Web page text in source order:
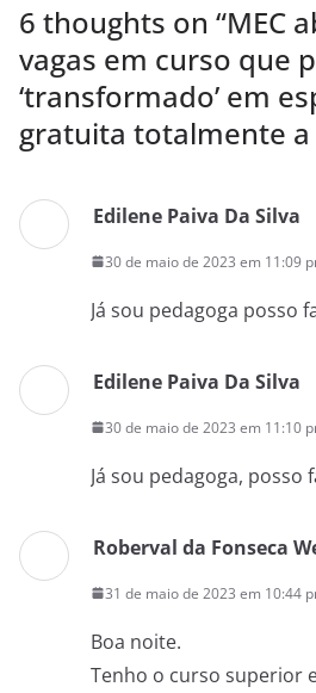
6 thoughts on “MEC
vagas em curso que
‘transformado’ em
gratuita totalmente a
Edilene Paiva Da Silva
30 de maio de 2023 em 11:09
Já sou pedagoga posso
Edilene Paiva Da Silva
30 de maio de 2023 em 11:10
Já sou pedagoga, posso
Roberval da Fonseca
31 de maio de 2023 em 10:44
Boa noite.
Tenho o curso superior